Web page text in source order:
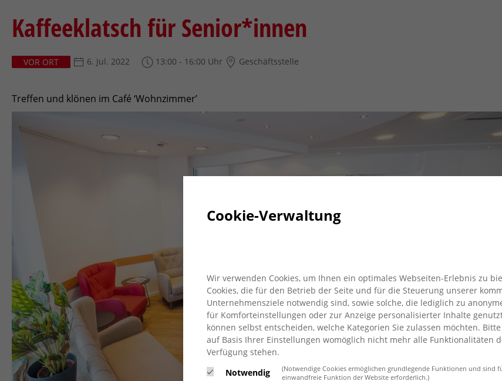
Kaffeeklatsch für Senior*innen
VOR ORT 6. Jul. 2022 13:00 - 16:00 Uhr Geschäftsstelle
Treffen und klönen im Café ‘Wohnzimmer’
Cookie-Verwaltung
Wir verwenden Cookies, um Ihnen ein optimales Webseiten-Erlebnis zu
Cookies, die für den Betrieb der Seite und für die Steuerung unserer
Unternehmensziele notwendig sind, sowie solche, die lediglich zu
für Komforteinstellungen oder zur Anzeige personalisierter Inhalte
können selbst entscheiden, welche Kategorien Sie zulassen möchten.
auf Basis Ihrer Einstellungen womöglich nicht mehr alle Funktionalitäten
Verfügung stehen.
Notwendig
(Notwendige Cookies ermöglichen grundlegende Funktionen und sind
einwandfreie Funktion der Website erforderlich.)